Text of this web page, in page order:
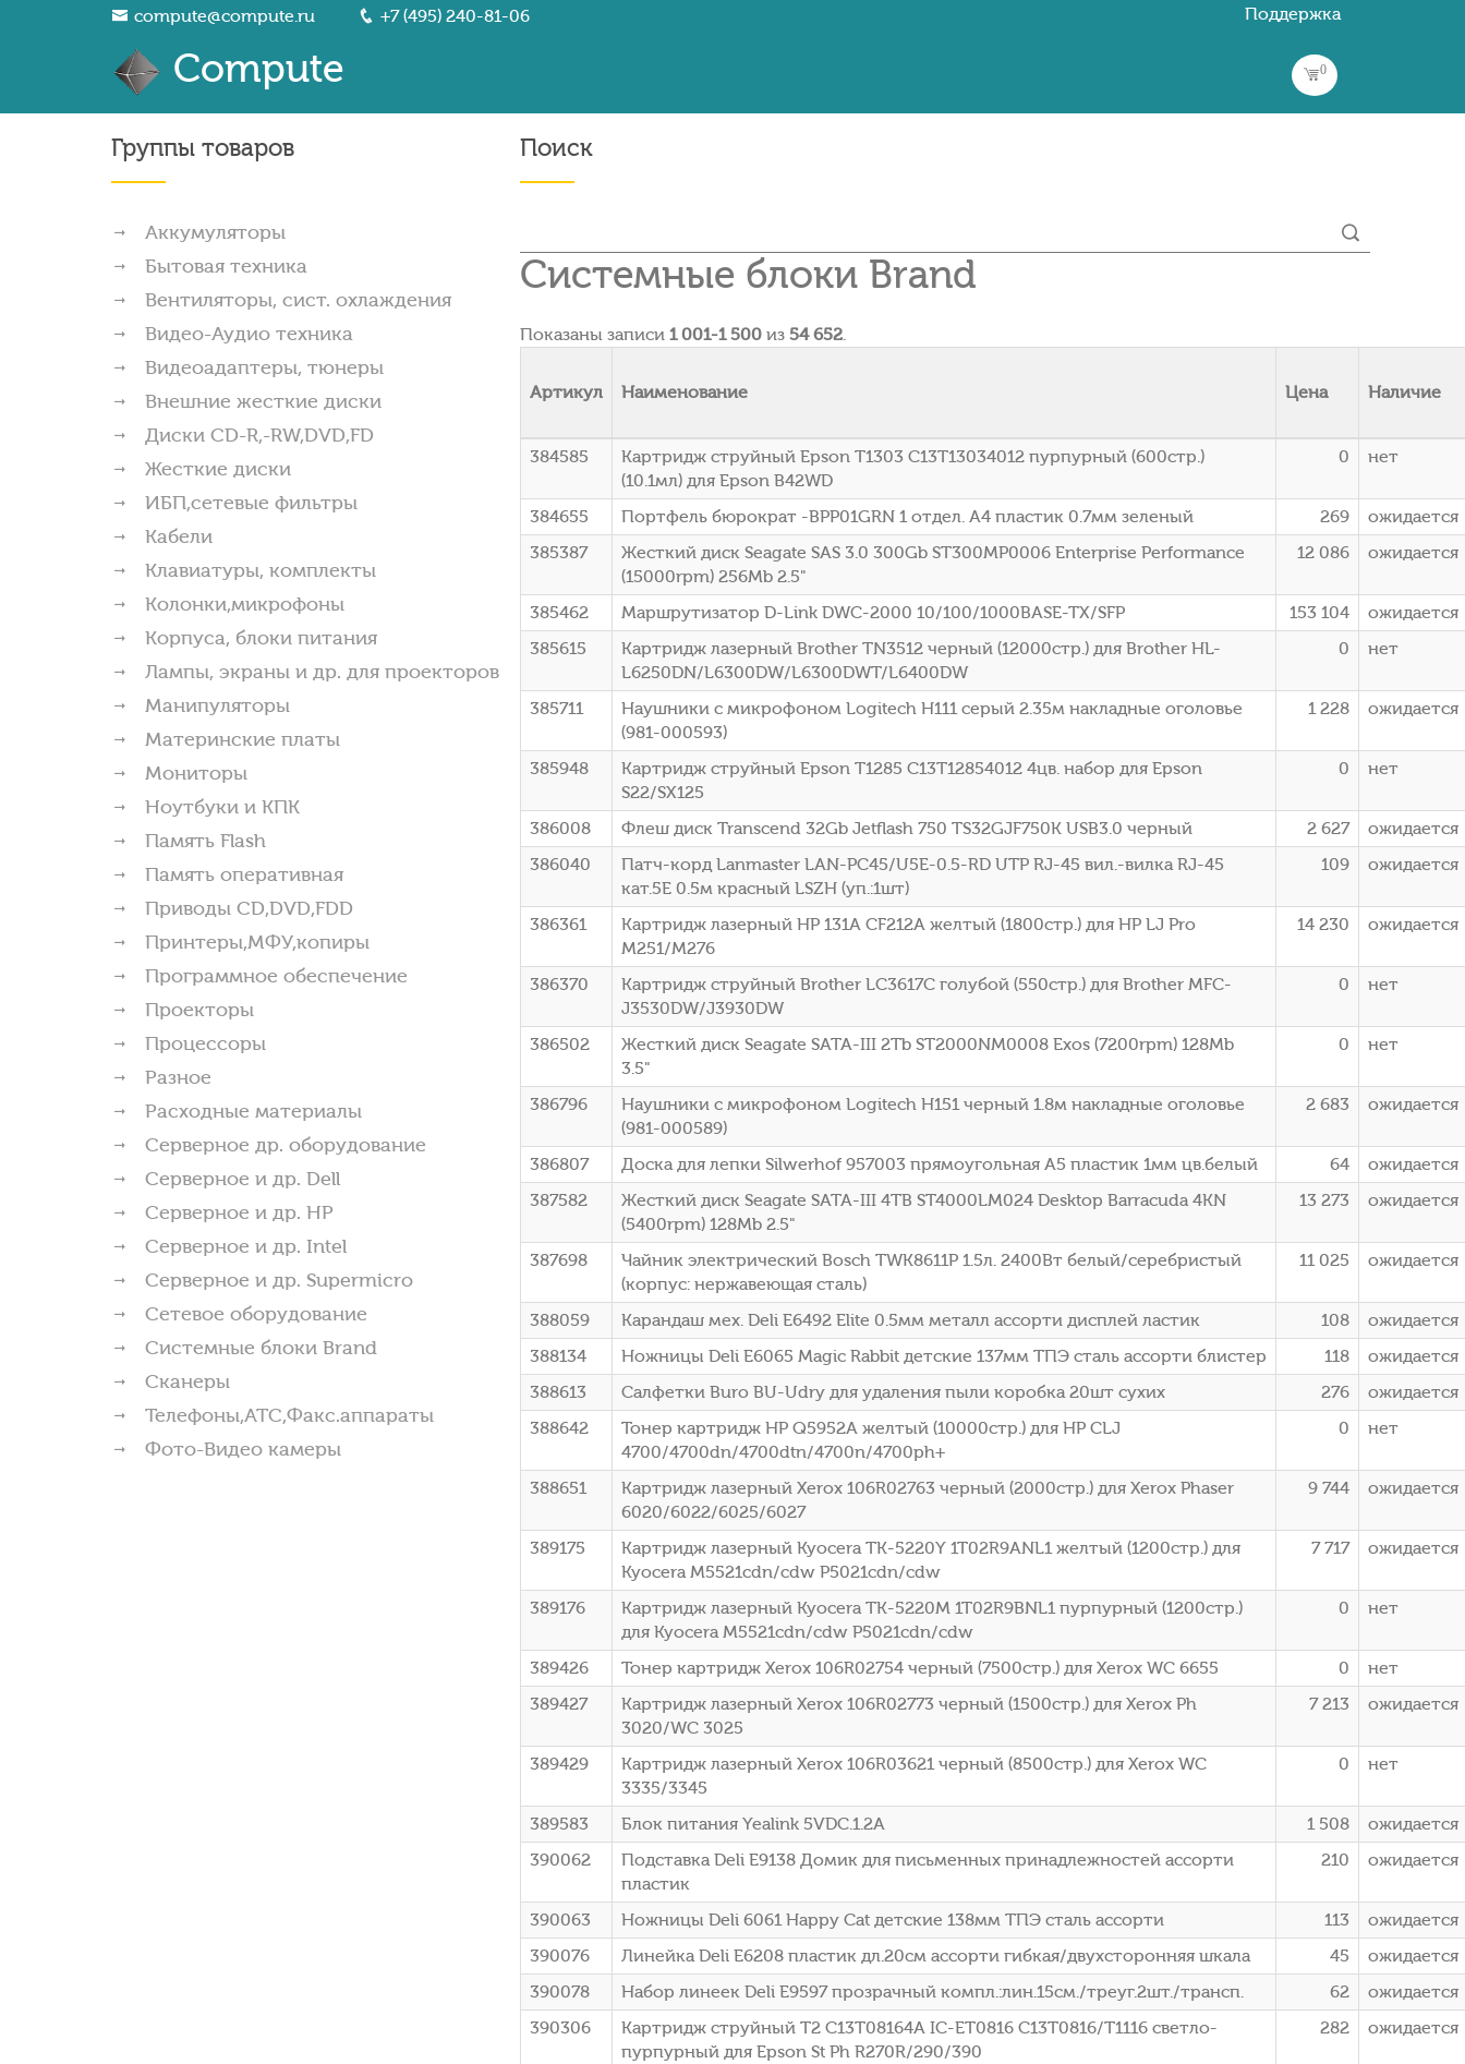
compute@compute.ru +7 (495) 240-81-06 Поддержка
Compute 0
Группы товаров
Аккумуляторы
Бытовая техника
Вентиляторы, сист. охлаждения
Видео-Аудио техника
Видеоадаптеры, тюнеры
Внешние жесткие диски
Диски CD-R,-RW,DVD,FD
Жесткие диски
ИБП,сетевые фильтры
Кабели
Клавиатуры, комплекты
Колонки,микрофоны
Корпуса, блоки питания
Лампы, экраны и др. для проекторов
Манипуляторы
Материнские платы
Мониторы
Ноутбуки и КПК
Память Flash
Память оперативная
Приводы CD,DVD,FDD
Принтеры,МФУ,копиры
Программное обеспечение
Проекторы
Процессоры
Разное
Расходные материалы
Серверное др. оборудование
Серверное и др. Dell
Серверное и др. HP
Серверное и др. Intel
Серверное и др. Supermicro
Сетевое оборудование
Системные блоки Brand
Сканеры
Телефоны,АТС,Факс.аппараты
Фото-Видео камеры
Поиск
Системные блоки Brand
Показаны записи 1 001-1 500 из 54 652.
Артикул Наименование Цена Наличие
384585
Картридж струйный Epson T1303 C13T13034012 пурпурный (600стр.)
(10.1мл) для Epson B42WD
0 нет
384655 Портфель бюрократ -BPP01GRN 1 отдел. A4 пластик 0.7мм зеленый 269
ожидается
385387
Жесткий диск Seagate SAS 3.0 300Gb ST300MP0006 Enterprise Performance
(15000rpm) 256Mb 2.5"
12 086 ожидается
385462 Маршрутизатор D-Link DWC-2000 10/100/1000BASE-TX/SFP 153 104
ожидается
385615
Картридж лазерный Brother TN3512 черный (12000стр.) для Brother HL-
L6250DN/L6300DW/L6300DWT/L6400DW
0 нет
385711
Наушники с микрофоном Logitech H111 серый 2.35м накладные оголовье
(981-000593)
1 228 ожидается
385948
Картридж струйный Epson T1285 C13T12854012 4цв. набор для Epson
S22/SX125
0 нет
386008 Флеш диск Transcend 32Gb Jetflash 750 TS32GJF750K USB3.0 черный 2 627
ожидается
386040
Патч-корд Lanmaster LAN-PC45/U5E-0.5-RD UTP RJ-45 вил.-вилка RJ-45
кат.5E 0.5м красный LSZH (уп.:1шт)
109 ожидается
386361
Картридж лазерный HP 131A CF212A желтый (1800стр.) для HP LJ Pro
M251/M276
14 230 ожидается
386370
Картридж струйный Brother LC3617C голубой (550стр.) для Brother MFC-
J3530DW/J3930DW
0 нет
386502
Жесткий диск Seagate SATA-III 2Tb ST2000NM0008 Exos (7200rpm) 128Mb
3.5"
0 нет
386796
Наушники с микрофоном Logitech H151 черный 1.8м накладные оголовье
(981-000589)
2 683 ожидается
386807 Доска для лепки Silwerhof 957003 прямоугольная A5 пластик 1мм цв.белый 64
ожидается
387582
Жесткий диск Seagate SATA-III 4TB ST4000LM024 Desktop Barracuda 4KN
(5400rpm) 128Mb 2.5"
13 273 ожидается
387698
Чайник электрический Bosch TWK8611P 1.5л. 2400Вт белый/серебристый
(корпус: нержавеющая сталь)
11 025 ожидается
388059 Карандаш мех. Deli E6492 Elite 0.5мм металл ассорти дисплей ластик 108
ожидается
388134
Ножницы Deli E6065 Magic Rabbit детские 137мм ТПЭ сталь ассорти блистер 118
ожидается
388613
Салфетки Buro BU-Udry для удаления пыли коробка 20шт сухих 276
ожидается
388642
Тонер картридж HP Q5952A желтый (10000стр.) для HP CLJ
4700/4700dn/4700dtn/4700n/4700ph+
0 нет
388651
Картридж лазерный Xerox 106R02763 черный (2000стр.) для Xerox Phaser
6020/6022/6025/6027
9 744 ожидается
389175
Картридж лазерный Kyocera TK-5220Y 1T02R9ANL1 желтый (1200стр.) для
Kyocera M5521cdn/cdw P5021cdn/cdw
7 717 ожидается
389176
Картридж лазерный Kyocera TK-5220M 1T02R9BNL1 пурпурный (1200стр.)
для Kyocera M5521cdn/cdw P5021cdn/cdw
0 нет
389426 Тонер картридж Xerox 106R02754 черный (7500стр.) для Xerox WC 6655 0
нет
389427
Картридж лазерный Xerox 106R02773 черный (1500стр.) для Xerox Ph
3020/WC 3025
7 213 ожидается
389429
Картридж лазерный Xerox 106R03621 черный (8500стр.) для Xerox WC
3335/3345
0 нет
389583 Блок питания Yealink 5VDC.1.2A 1 508
ожидается
390062
Подставка Deli E9138 Домик для письменных принадлежностей ассорти
пластик
210 ожидается
390063 Ножницы Deli 6061 Happy Cat детские 138мм ТПЭ сталь ассорти 113
ожидается
390076
Линейка Deli E6208 пластик дл.20см ассорти гибкая/двухсторонняя шкала 45
ожидается
390078
Набор линеек Deli E9597 прозрачный компл.:лин.15см./треуг.2шт./трансп. 62
ожидается
390306
Картридж струйный T2 C13T08164A IC-ET0816 C13T0816/T1116 светло-
пурпурный для Epson St Ph R270R/290/390
282 ожидается